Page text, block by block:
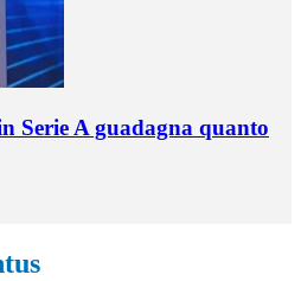
Serie A guadagna quanto